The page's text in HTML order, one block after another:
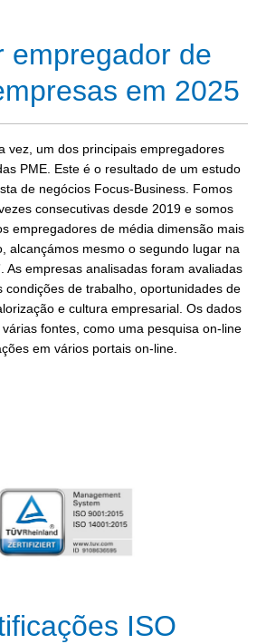
empregador de
em 2025
vez, um dos principais empregadores
PME. Este é o resultado de um estudo
de negócios Focus-Business. Fomos
consecutivas desde 2019 e somos
empregadores de média dimensão mais
alcançámos mesmo o segundo lugar na
As empresas analisadas foram avaliadas
condições de trabalho, oportunidades de
e cultura empresarial. Os dados
fontes, como uma pesquisa on-line
em vários portais on-line.
ISO